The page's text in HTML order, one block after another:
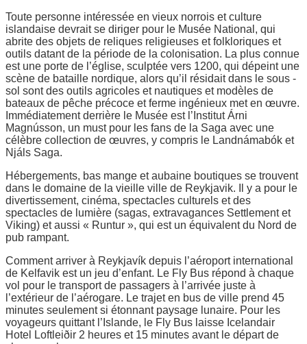
Toute personne intéressée en vieux norrois et culture
islandaise devrait se diriger pour le Musée National, qui
abrite des objets de reliques religieuses et folkloriques et
outils datant de la période de la colonisation. La plus connue
est une porte de l’église, sculptée vers 1200, qui dépeint une
scène de bataille nordique, alors qu’il résidait dans le sous -
sol sont des outils agricoles et nautiques et modèles de
bateaux de pêche précoce et ferme ingénieux met en œuvre.
Immédiatement derrière le Musée est l’Institut Árni
Magnússon, un must pour les fans de la Saga avec une
célèbre collection de œuvres, y compris le Landnámabók et
Njáls Saga.
Hébergements, bas mange et aubaine boutiques se trouvent
dans le domaine de la vieille ville de Reykjavik. Il y a pour le
divertissement, cinéma, spectacles culturels et des
spectacles de lumière (sagas, extravagances Settlement et
Viking) et aussi « Runtur », qui est un équivalent du Nord de
pub rampant.
Comment arriver à Reykjavík depuis l’aéroport international
de Kelfavik est un jeu d’enfant. Le Fly Bus répond à chaque
vol pour le transport de passagers à l’arrivée juste à
l’extérieur de l’aérogare. Le trajet en bus de ville prend 45
minutes seulement si étonnant paysage lunaire. Pour les
voyageurs quittant l’Islande, le Fly Bus laisse Icelandair
Hotel Loftleiðir 2 heures et 15 minutes avant le départ de